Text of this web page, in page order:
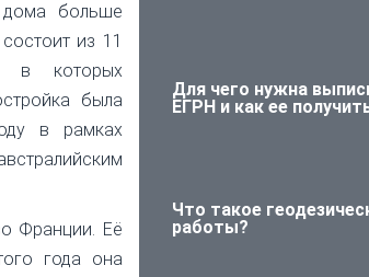
больше
из 11
в которых
была
в рамках
Франции. Её
года она
Для чего нужна
ЕГРН и как ее
Что такое
работы?